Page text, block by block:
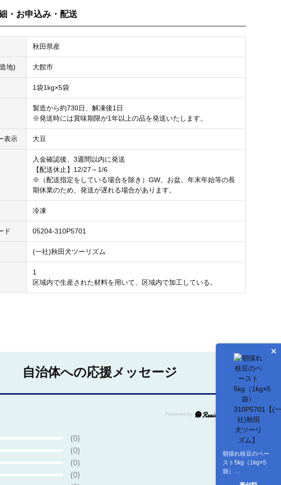
朝採れ枝豆のペー
スト5kg（1kg×5
袋）
310P5701【(一社)
・お申込み・配送
秋田県産
地) 大館市
1袋1kg×5袋
製造から約730日、解凍後1日
※発送時には賞味期限が1年以上の品を発送いたします。
表示 大豆
入金確認後、3週間以内に発送
【配送休止】12/27～1/6
※（配送指定をしている場合を除き）GW、お盆、年末年始等の長
期休業のため、発送が遅れる場合があります。
冷凍
ド 05204-310P5701
(一社)秋田犬ツーリズム
1
区域内で生産された材料を用いて、区域内で加工している。
自治体への応援メッセージ
(0)
(0)
(0)
(0)